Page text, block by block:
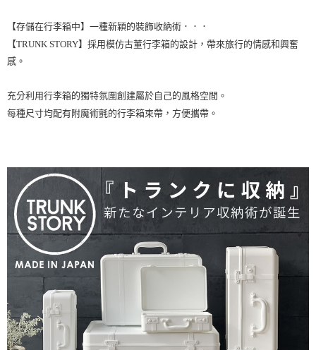
【存儲在行李箱中】一種新穎的裝飾收納術．．．
【TRUNK STORY】採用模仿古董行李箱的設計，帶來旅行的情感和興奮
感。
充分利用行李箱的獨特氛圍創建屬於自己的風格空間。
每種尺寸均配有附魔術氈的行李箱束帶，方便攜帶。